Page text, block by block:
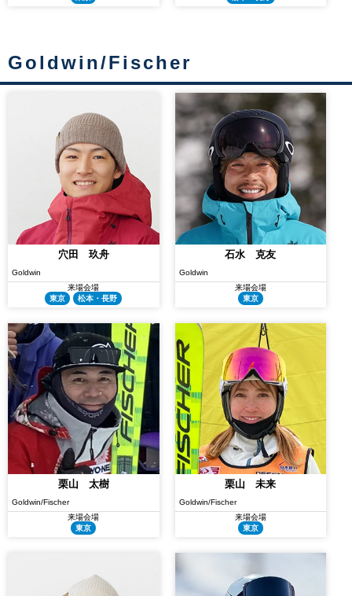
Goldwin/Fischer
穴田 玖舟
Goldwin
来場会場
東京
松本・長野
石水 克友
Goldwin
来場会場
東京
栗山 太樹
Goldwin/Fischer
来場会場
東京
栗山 未来
Goldwin/Fischer
来場会場
東京